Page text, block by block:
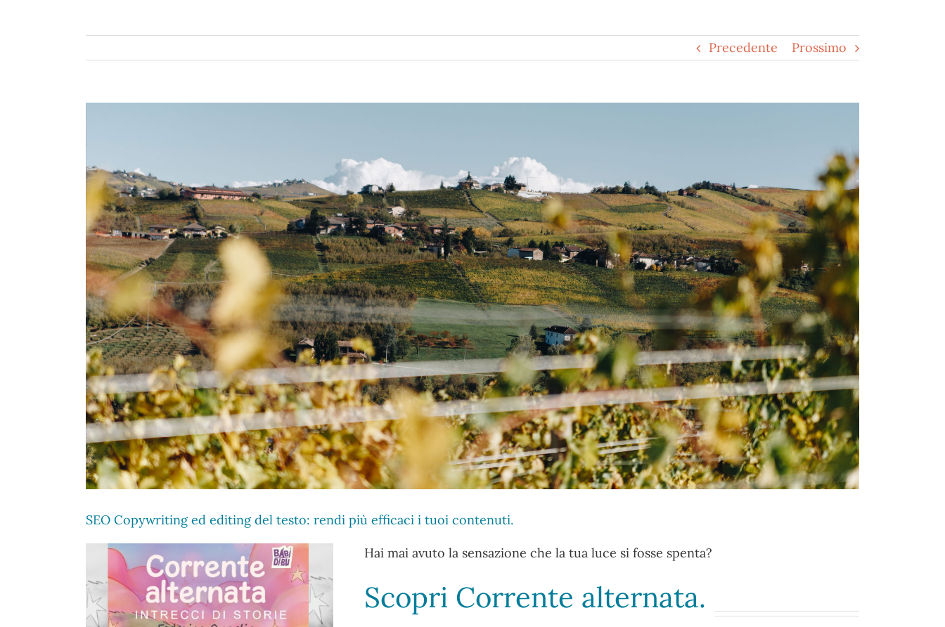
Precedente Prossimo
SEO Copywriting ed editing del testo: rendi più efficaci i tuoi contenuti.
Hai mai avuto la sensazione che la tua luce si fosse spenta?
Scopri Corrente alternata.